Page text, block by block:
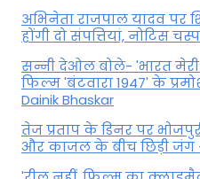
अभिनेता राजपाल यादव पर
होंगी दो संपत्तियां, नोटिस
सन्नी देओल बोले- 'भारत मेरी
फिल्म 'बंटवारा 1947' के
Dainik Bhaskar
तेज प्रताप के डिनर पर
और काजल के बीच छिड़ी जंग